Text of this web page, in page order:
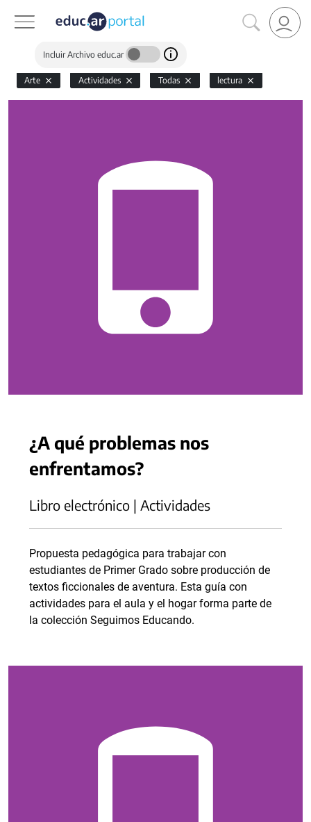
Incluir Archivo educ.ar
Arte Actividades Todas lectura
¿A qué problemas nos
enfrentamos?
Libro electrónico | Actividades
Propuesta pedagógica para trabajar con
estudiantes de Primer Grado sobre producción de
textos ficcionales de aventura. Esta guía con
actividades para el aula y el hogar forma parte de
la colección Seguimos Educando.